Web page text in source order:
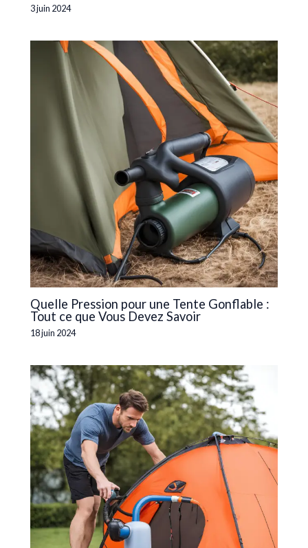
3 juin 2024
Quelle Pression pour une Tente Gonflable :
Tout ce que Vous Devez Savoir
18 juin 2024